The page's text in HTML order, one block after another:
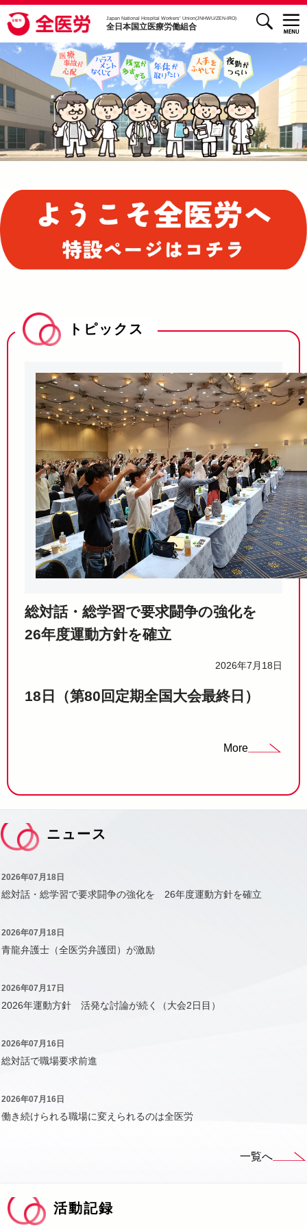
全医労 - 全日本国立医療労働組合 -
Japan National Hospital Workers’ Union(JNHWU/ZEN-IRO)
全日本国立医療労働組合
検索
トピックス
総対話・総学習で要求闘争の強化を
26年度運動方針を確立
2026年7月18日
18日（第80回定期全国大会最終日）
More
ニュース
2026年07月18日
総対話・総学習で要求闘争の強化を 26年度運動方針を確立
2026年07月18日
青龍弁護士（全医労弁護団）が激励
2026年07月17日
2026年運動方針 活発な討論が続く（大会2日目）
2026年07月16日
総対話で職場要求前進
2026年07月16日
働き続けられる職場に変えられるのは全医労
一覧へ
活動記録